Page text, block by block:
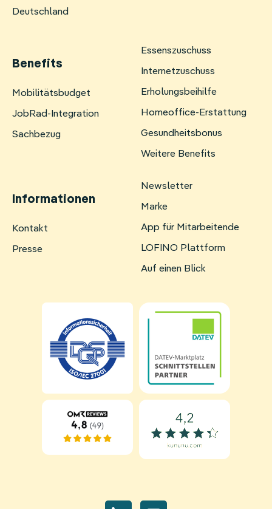
Deutschland
Benefits
Navigation
überspringen
Mobilitätsbudget
JobRad-Integration
Sachbezug
Essenszuschuss
Internetzuschuss
Erholungsbeihilfe
Homeoffice-Erstattung
Gesundheitsbonus
Weitere Benefits
Informationen
Navigation
überspringen
Kontakt
Presse
Newsletter
Marke
App für Mitarbeitende
LOFINO Plattform
Auf einen Blick